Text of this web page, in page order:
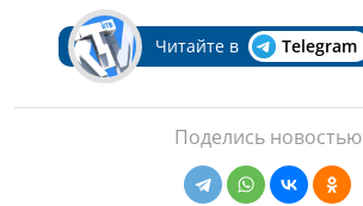
Читайте в Telegram
Поделись новостью